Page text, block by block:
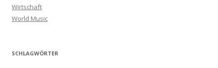
Wirtschaft
World Music
SCHLAGWÖRTER